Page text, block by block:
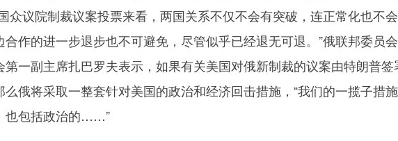
众议院制裁议案投票来看，两国关系不仅不会有突破，连正常化也不
合作的进一步退步也不可避免，尽管似乎已经退无可退。”俄联邦委员
第一副主席扎巴罗夫表示，如果有关美国对俄新制裁的议案由特朗普签
么俄将采取一整套针对美国的政治和经济回击措施，“我们的一揽子措
也包括政治的……”